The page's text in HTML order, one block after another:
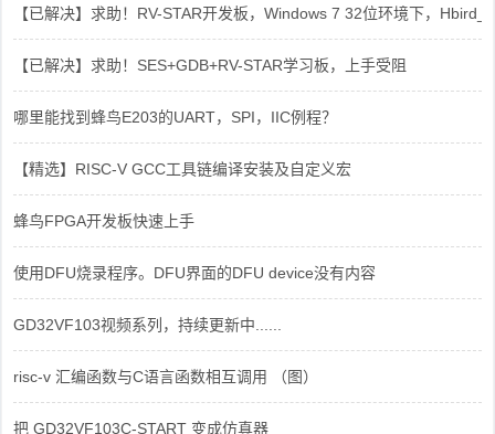
【已解决】求助！RV-STAR开发板，Windows 7 32位环境下，
【已解决】求助！SES+GDB+RV-STAR学习板，上手受阻
哪里能找到蜂鸟E203的UART，SPI，IIC例程？
【精选】RISC-V GCC工具链编译安装及自定义宏
蜂鸟FPGA开发板快速上手
使用DFU烧录程序。DFU界面的DFU device没有内容
GD32VF103视频系列，持续更新中......
risc-v 汇编函数与C语言函数相互调用 （图）
把 GD32VF103C-START 变成仿真器